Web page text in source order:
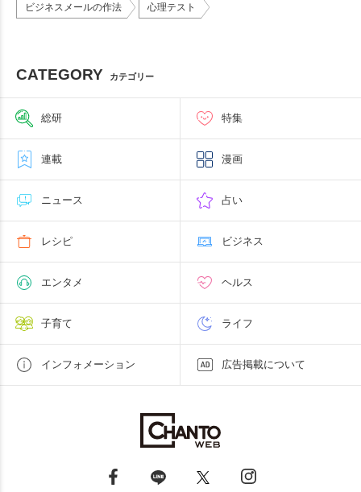
ビジネスメールの作法 心理テスト
CATEGORY カテゴリー
総研 特集
連載 漫画
ニュース 占い
レシピ ビジネス
エンタメ ヘルス
子育て ライフ
インフォメーション 広告掲載について